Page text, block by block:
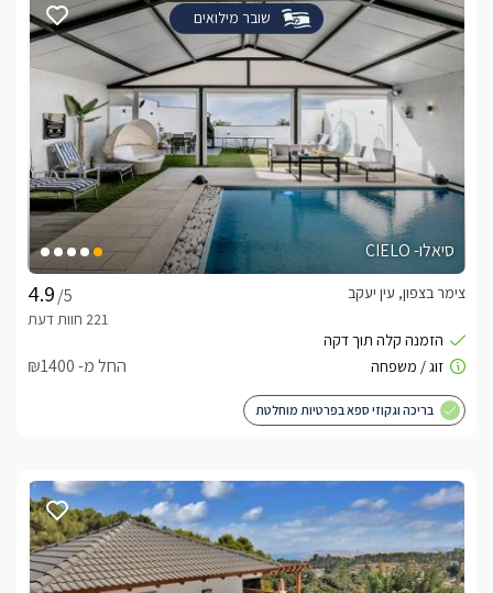
שובר מילואים
סיאלו- CIELO
/5
צימר בצפון, עין יעקב
החל מ- ₪1400
בריכה וגקוזי ספא בפרטיות מוחלטת